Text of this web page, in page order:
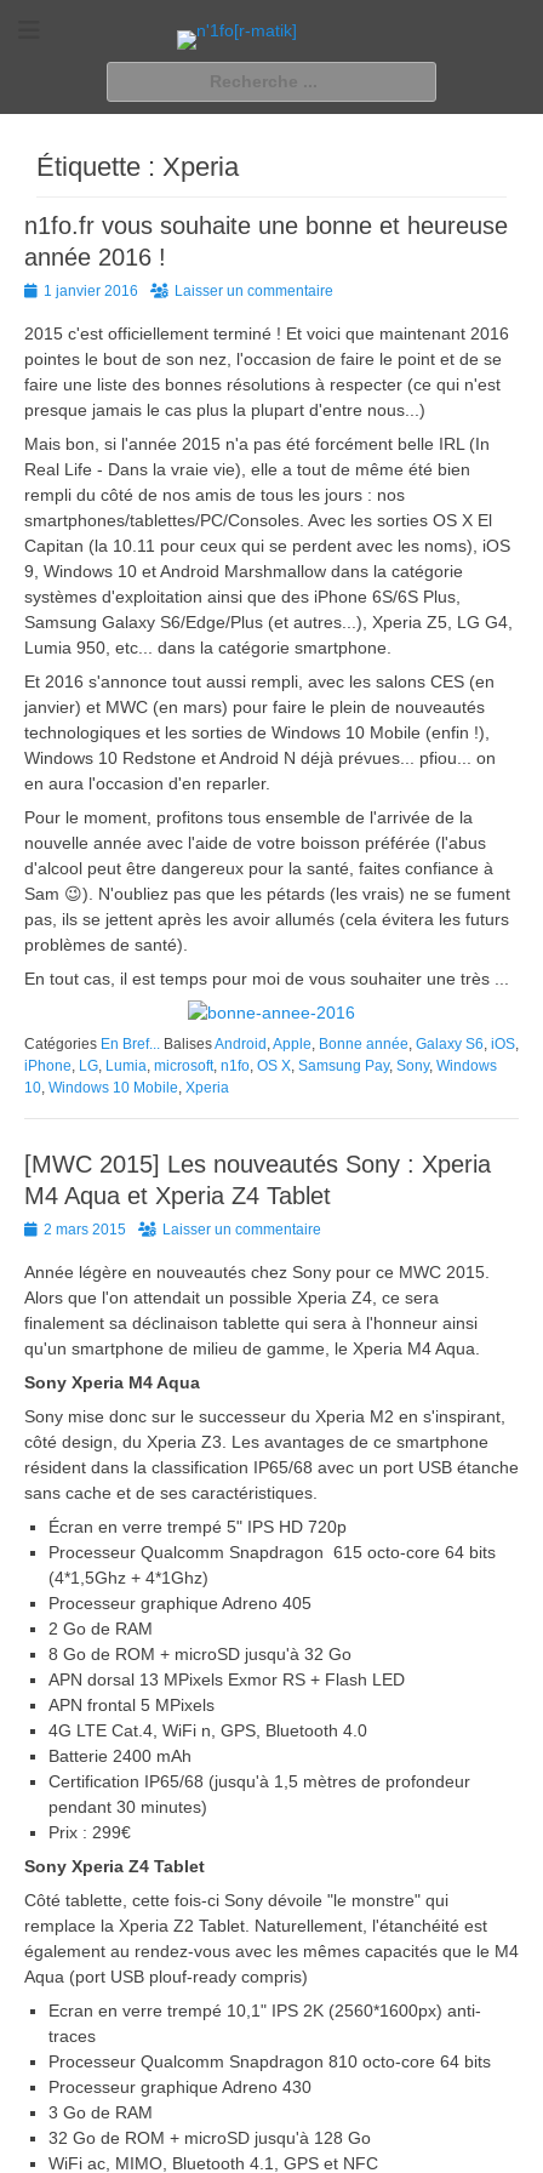
n'1fo[r-matik]
Pour les nymphos d'infos en info…
Étiquette : Xperia
n1fo.fr vous souhaite une bonne et heureuse
année 2016 !
Posted1 janvier 2016 Laisser un commentaire
2015 c'est officiellement terminé ! Et voici que maintenant 2016
pointes le bout de son nez, l'occasion de faire le point et de se
faire une liste des bonnes résolutions à respecter (ce qui n'est
presque jamais le cas plus la plupart d'entre nous...)
Mais bon, si l'année 2015 n'a pas été forcément belle IRL (In
Real Life - Dans la vraie vie), elle a tout de même été bien
rempli du côté de nos amis de tous les jours : nos
smartphones/tablettes/PC/Consoles. Avec les sorties OS X El
Capitan (la 10.11 pour ceux qui se perdent avec les noms), iOS
9, Windows 10 et Android Marshmallow dans la catégorie
systèmes d'exploitation ainsi que des iPhone 6S/6S Plus,
Samsung Galaxy S6/Edge/Plus (et autres...), Xperia Z5, LG G4,
Lumia 950, etc... dans la catégorie smartphone.
Et 2016 s'annonce tout aussi rempli, avec les salons CES (en
janvier) et MWC (en mars) pour faire le plein de nouveautés
technologiques et les sorties de Windows 10 Mobile (enfin !),
Windows 10 Redstone et Android N déjà prévues... pfiou... on
en aura l'occasion d'en reparler.
Pour le moment, profitons tous ensemble de l'arrivée de la
nouvelle année avec l'aide de votre boisson préférée (l'abus
d'alcool peut être dangereux pour la santé, faites confiance à
Sam 😉). N'oubliez pas que les pétards (les vrais) ne se fument
pas, ils se jettent après les avoir allumés (cela évitera les futurs
problèmes de santé).
En tout cas, il est temps pour moi de vous souhaiter une très ...
Catégories En Bref... BalisesAndroid ,Apple, Bonne année, Galaxy S6, iOS,
iPhone, LG, Lumia, microsoft, n1fo, OS X, Samsung Pay, Sony, Windows
10, Windows 10 Mobile, Xperia
[MWC 2015] Les nouveautés Sony : Xperia
M4 Aqua et Xperia Z4 Tablet
Posted
2 mars 2015 Laisser un commentaire
Année légère en nouveautés chez Sony pour ce MWC 2015.
Alors que l'on attendait un possible Xperia Z4, ce sera
finalement sa déclinaison tablette qui sera à l'honneur ainsi
qu'un smartphone de milieu de gamme, le Xperia M4 Aqua.
Sony Xperia M4 Aqua
Sony mise donc sur le successeur du Xperia M2 en s'inspirant,
côté design, du Xperia Z3. Les avantages de ce smartphone
résident dans la classification IP65/68 avec un port USB étanche
sans cache et de ses caractéristiques.
Écran en verre trempé 5" IPS HD 720p
Processeur Qualcomm Snapdragon 615 octo-core 64 bits
(4*1,5Ghz + 4*1Ghz)
Processeur graphique Adreno 405
2 Go de RAM
8 Go de ROM + microSD jusqu'à 32 Go
APN dorsal 13 MPixels Exmor RS + Flash LED
APN frontal 5 MPixels
4G LTE Cat.4, WiFi n, GPS, Bluetooth 4.0
Batterie 2400 mAh
Certification IP65/68 (jusqu'à 1,5 mètres de profondeur
pendant 30 minutes)
Prix : 299€
Sony Xperia Z4 Tablet
Côté tablette, cette fois-ci Sony dévoile "le monstre" qui
remplace la Xperia Z2 Tablet. Naturellement, l'étanchéité est
également au rendez-vous avec les mêmes capacités que le M4
Aqua (port USB plouf-ready compris)
Ecran en verre trempé 10,1" IPS 2K (2560*1600px) anti-
traces
Processeur Qualcomm Snapdragon 810 octo-core 64 bits
Processeur graphique Adreno 430
3 Go de RAM
32 Go de ROM + microSD jusqu'à 128 Go
WiFi ac, MIMO, Bluetooth 4.1, GPS et NFC